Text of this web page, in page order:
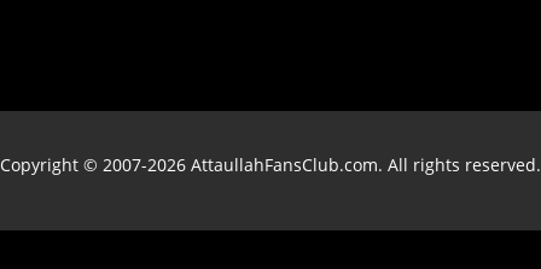
Copyright © 2007-2026 AttaullahFansClub.com. All rights reserved.